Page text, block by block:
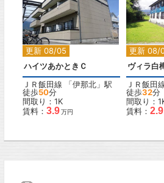
更新 08/05
2
ハイツあかときＣ
ＪＲ飯田線 「伊那北 」駅
徒歩50分
間取り：1K
賃料： 3.9万円
更新 08/
ヴィラ白
ＪＲ飯田
徒歩32分
間取り：
賃料： 2.9